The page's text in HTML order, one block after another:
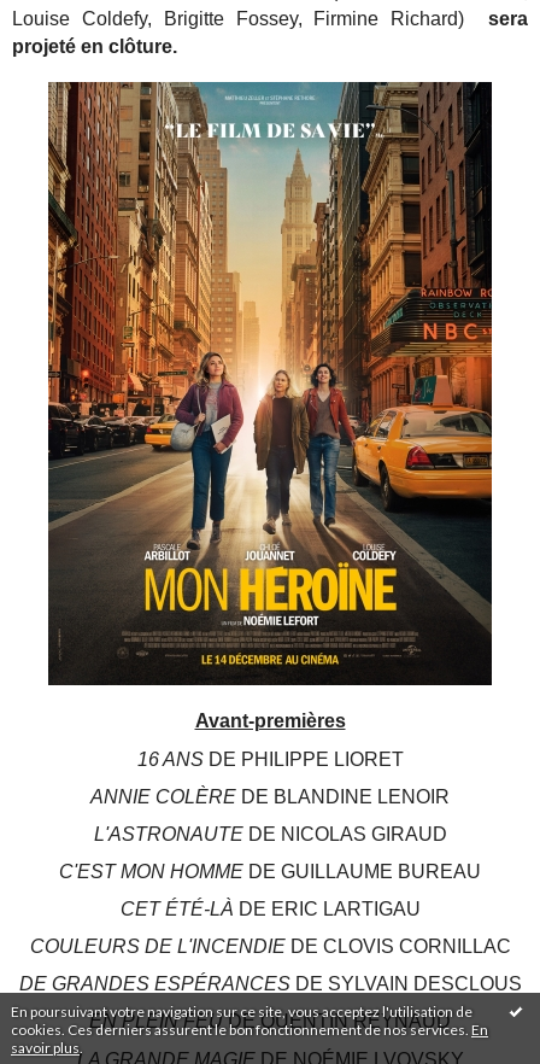
En poursuivant votre navigation sur ce site, vous acceptez l'utilisation de
cookies. Ces derniers assurent le bon fonctionnement de nos services. En
savoir plus
Louise Coldefy, Brigitte Fossey, Firmine Richard) sera
projeté en clôture.
Avant-premières
16 ANSDE PHILIPPE LIORET
ANNIE COLÈRE DE BLANDINE LENOIR
L'ASTRONAUTEDE NICOLAS GIRAUD
C'EST MON HOMME DE GUILLAUME BUREAU
CET ÉTÉ-LÀ DE ERIC LARTIGAU
COULEURS DE L'INCENDIEDE CLOVIS CORNILLAC
DE GRANDES ESPÉRANCES DE SYLVAIN DESCLOUS
EN PLEIN FEUDE QUENTIN REYNAUD
LA GRANDE MAGIE DE NOÉMIE LVOVSKY